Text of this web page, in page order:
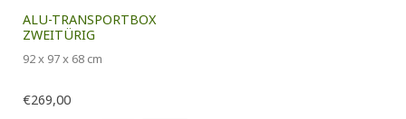
ALU-TRANSPORTBOX
ZWEITÜRIG
92 x 97 x 68 cm
€269,00